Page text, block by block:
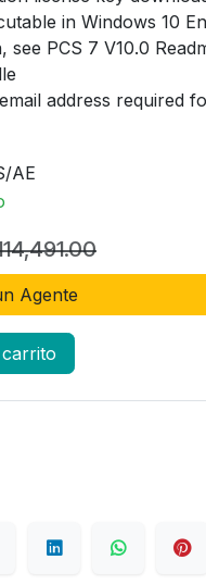
in Windows 10
PCS 7 V10.0
address required
AE
Agente